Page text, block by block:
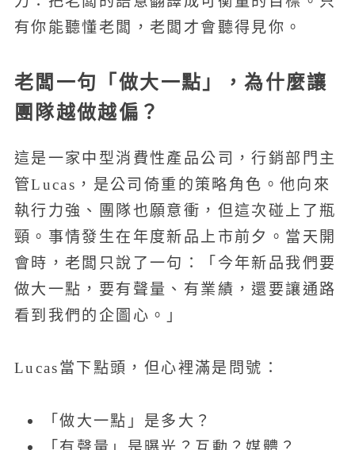
有你能聽懂老闆，老闆才會聽得見你。
老闆一句「做大一點」，為什麼讓
團隊越做越偏？
這是一家中型消費性產品公司，行銷部門主
管Lucas，是公司倚重的策略角色。他向來
執行力強、團隊也願意衝，但這次碰上了瓶
頸。事情發生在年度新品上市前夕。當天開
會時，老闆只說了一句：「今年新品我們要
做大一點，要有聲量、有業績，還要讓通路
看到我們的企圖心。」
Lucas當下點頭，但心裡滿是問號：
「做大一點」是多大？